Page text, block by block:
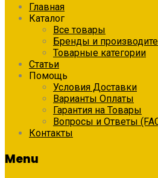
Главная
Каталог
Все товары
Бренды и
Товарные категории
Статьи
Помощь
Условия Доставки
Варианты Оплаты
Гарантия на Товары
Вопросы и Ответы
Контакты
Menu